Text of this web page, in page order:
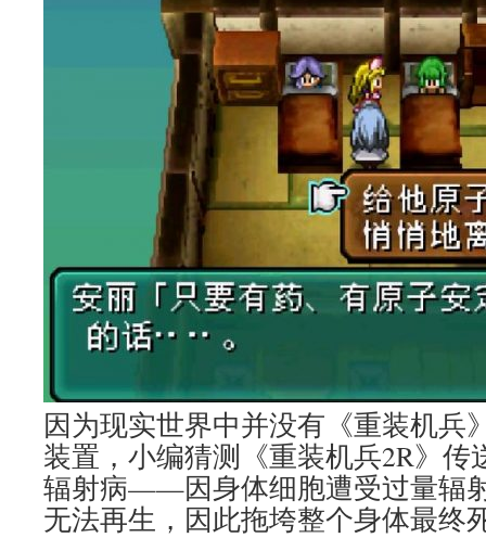
因为现实世界中并没有《重装机兵
装置，小编猜测《重装机兵2R》传
辐射病——因身体细胞遭受过量辐
无法再生，因此拖垮整个身体最终